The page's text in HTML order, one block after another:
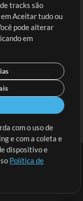
tracks são
Aceitar tudo ou
pode alterar
em
com o uso de
e com a coleta e
dispositivo e
Política de